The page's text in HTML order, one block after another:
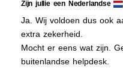
Zijn jullie een Nederlandse
Ja. Wij voldoen dus ook
extra zekerheid.
Mocht er eens wat zijn.
buitenlandse helpdesk.